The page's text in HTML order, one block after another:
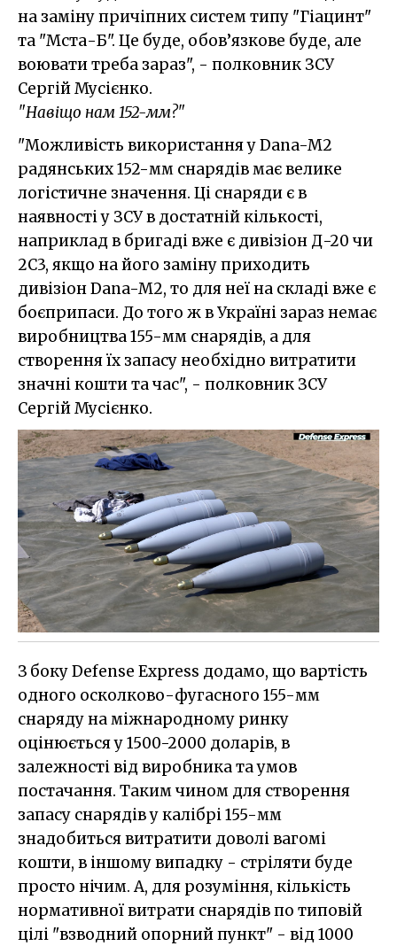
на заміну причіпних систем типу "Гіацинт"
та "Мста-Б". Це буде, обов’язкове буде, але
воювати треба зараз", - полковник ЗСУ
Сергій Мусієнко.
"Навіщо нам 152-мм?"
"Можливість використання у Dana-M2
радянських 152-мм снарядів має велике
логістичне значення. Ці снаряди є в
наявності у ЗСУ в достатній кількості,
наприклад в бригаді вже є дивізіон Д-20 чи
2С3, якщо на його заміну приходить
дивізіон Dana-M2, то для неї на складі вже є
боєприпаси. До того ж в Україні зараз немає
виробництва 155-мм снарядів, а для
створення їх запасу необхідно витратити
значні кошти та час", - полковник ЗСУ
Сергій Мусієнко.
З боку Defense Express додамо, що вартість
одного осколково-фугасного 155-мм
снаряду на міжнародному ринку
оцінюється у 1500-2000 доларів, в
залежності від виробника та умов
постачання. Таким чином для створення
запасу снарядів у калібрі 155-мм
знадобиться витратити доволі вагомі
кошти, в іншому випадку - стріляти буде
просто нічим. А, для розуміння, кількість
нормативної витрати снарядів по типовій
цілі "взводний опорний пункт" - від 1000